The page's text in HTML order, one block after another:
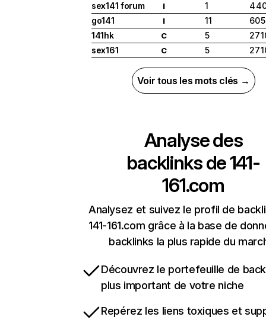
sex141 forum
I 1
4
go141
I 11
60
141hk
C 5
27
sex161
C 5 27
Voir tous les mots clés →
Analyse des
backlinks de141-
161.com
Analysez et suivez le profil de
141-161.com grâce à la base de
backlinks la plus rapide du
Découvrez le portefeuille de
plus important de votre niche
Repérez les liens toxiques et